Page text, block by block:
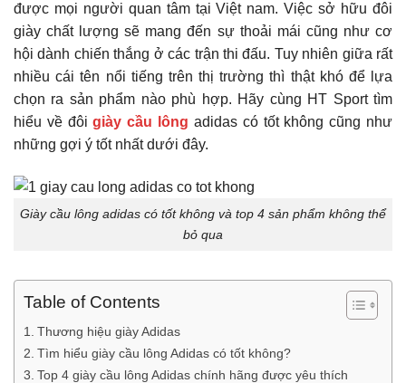
được mọi người quan tâm tại Việt nam. Việc sở hữu đôi
giày chất lượng sẽ mang đến sự thoải mái cũng như cơ
hội dành chiến thắng ở các trận thi đấu. Tuy nhiên giữa rất
nhiều cái tên nổi tiếng trên thị trường thì thật khó để lựa
chọn ra sản phẩm nào phù hợp. Hãy cùng HT Sport tìm
hiểu về đôi giày cầu lông adidas có tốt không cũng như
những gợi ý tốt nhất dưới đây.
Giày cầu lông adidas có tốt không và top 4 sản phẩm không thể
bỏ qua
Table of Contents
Thương hiệu giày Adidas
Tìm hiểu giày cầu lông Adidas có tốt không?
Top 4 giày cầu lông Adidas chính hãng được yêu thích